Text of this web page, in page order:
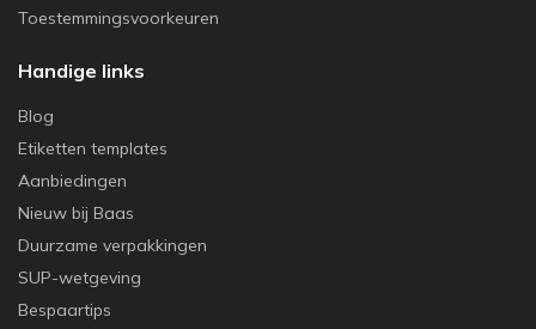
Toestemmingsvoorkeuren
Handige links
Blog
Etiketten templates
Aanbiedingen
Nieuw bij Baas
Duurzame verpakkingen
SUP-wetgeving
Bespaartips